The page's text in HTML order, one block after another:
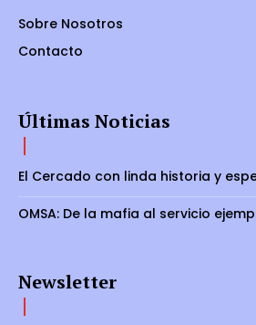
Sobre Nosotros
Contacto
Últimas Noticias
El Cercado con linda historia y
OMSA: De la mafia al servicio
Newsletter